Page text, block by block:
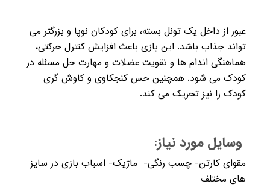
عبور از داخل یک تونل بسته، برای کودکان نوپا و بزرگتر می
تواند جذاب باشد. این بازی باعث افزایش کنترل حرکتی،
هماهنگی اندام ها و تقویت عضلات و مهارت حل مسئله در
کودک می شود. همچنین حس کنجکاوی و کاوش گری
کودک را نیز تحریک می کند.
وسایل مورد نیاز:
مقوای کارتن- چسب رنگی- ماژیک- اسباب بازی در سایز
های مختلف